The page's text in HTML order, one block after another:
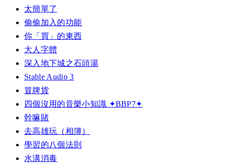
太簡單了
偷偷加入的功能
你「買」的東西
大人字體
深入地下城之石頭湯
Stable Audio 3
冒牌貨
四個沒用的音樂小知識 ✦BBP7✦
幹嘛賭
去高雄玩（相簿）
學習的八個法則
水溝消毒